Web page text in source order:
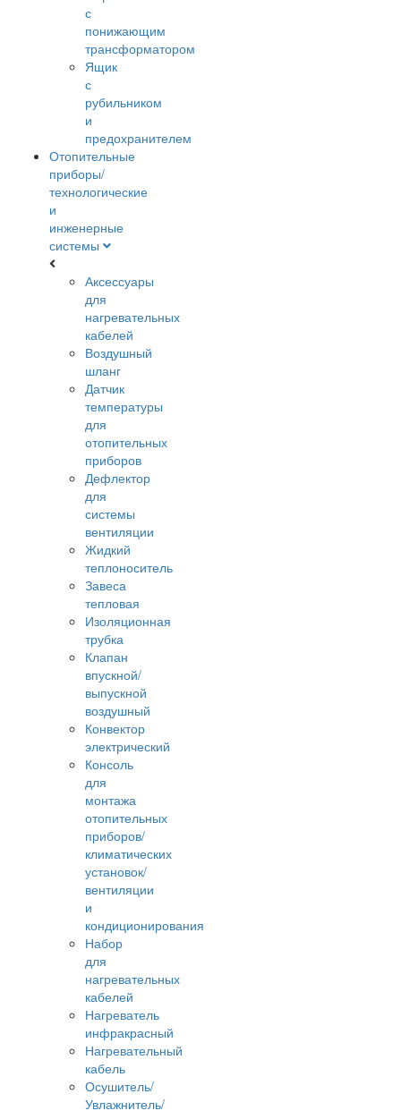
с
понижающим
трансформатором
Ящик
с
рубильником
и
предохранителем
Отопительные
приборы/
технологические
и
инженерные
системы
Аксессуары
для
нагревательных
кабелей
Воздушный
шланг
Датчик
температуры
для
отопительных
приборов
Дефлектор
для
системы
вентиляции
Жидкий
теплоноситель
Завеса
тепловая
Изоляционная
трубка
Клапан
впускной/
выпускной
воздушный
Конвектор
электрический
Консоль
для
монтажа
отопительных
приборов/
климатических
установок/
вентиляции
и
кондиционирования
Набор
для
нагревательных
кабелей
Нагреватель
инфракрасный
Нагревательный
кабель
Осушитель/
Увлажнитель/